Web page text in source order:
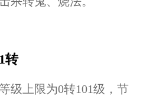
转
上限为0转101级，节